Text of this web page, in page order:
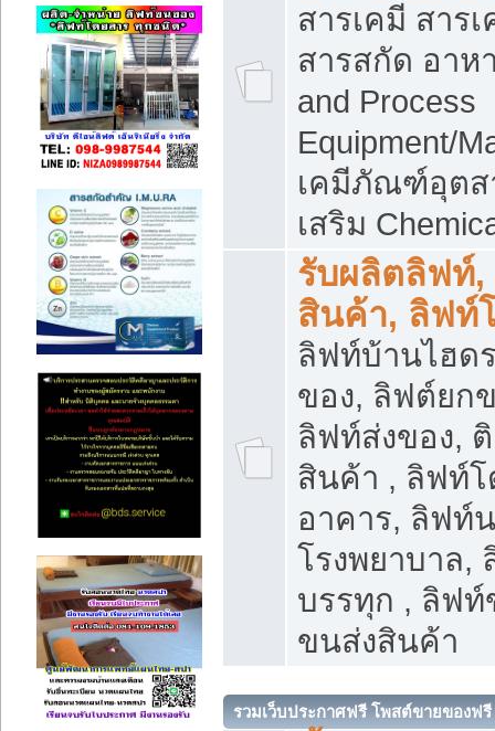
สารเคมี สาร
สารสกัด อาห
and Process
Equipment/
เคมีภัณฑ์อุตส
เสริม
รับผลิตลิฟท์
สินค้า, ลิฟท์
ลิฟท์บ้านไฮด
ของ, ลิฟต์ยก
ลิฟท์ส่งของ,
สินค้า , ลิฟท์
อาคาร, ลิฟท์
โรงพยาบาล,
บรรทุก , ลิฟ
ขนส่งสินค้า
รวมเว็บประกาศฟรี โพสต์ขายของฟรี